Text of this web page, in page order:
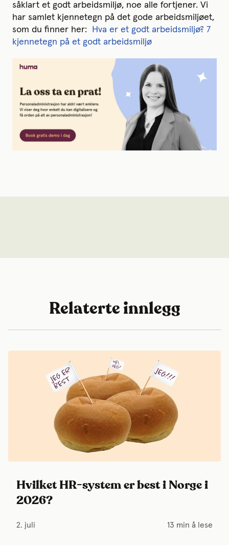
såklart et godt arbeidsmiljø, noe alle fortjener. Vi
har samlet kjennetegn på det gode arbeidsmiljøet,
som du finner her:
Hva er et godt arbeidsmiljø? 7
kjennetegn på et godt arbeidsmiljø
Relaterte innlegg
Hvilket HR-system er best i Norge i
2026?
2. juli 13 min å lese